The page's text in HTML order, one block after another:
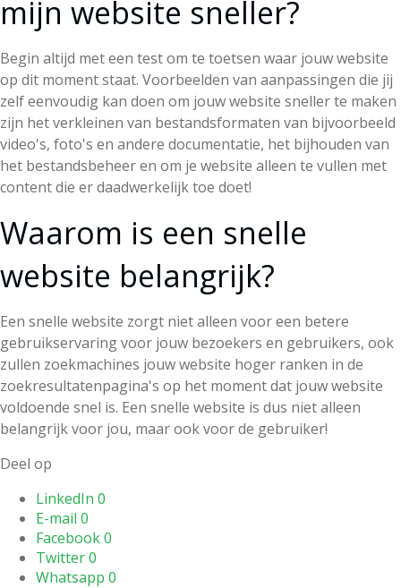
mijn website sneller?
Begin altijd met een test om te toetsen waar jouw website
op dit moment staat. Voorbeelden van aanpassingen die jij
zelf eenvoudig kan doen om jouw website sneller te maken
zijn het verkleinen van bestandsformaten van bijvoorbeeld
video's, foto's en andere documentatie, het bijhouden van
het bestandsbeheer en om je website alleen te vullen met
content die er daadwerkelijk toe doet!
Waarom is een snelle
website belangrijk?
Een snelle website zorgt niet alleen voor een betere
gebruikservaring voor jouw bezoekers en gebruikers, ook
zullen zoekmachines jouw website hoger ranken in de
zoekresultatenpagina's op het moment dat jouw website
voldoende snel is. Een snelle website is dus niet alleen
belangrijk voor jou, maar ook voor de gebruiker!
Deel op
LinkedIn 0
E-mail 0
Facebook0
Twitter0
Whatsapp 0